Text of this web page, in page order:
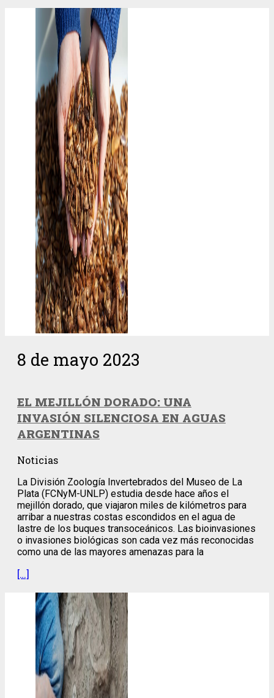
8 de mayo 2023
EL MEJILLÓN DORADO: UNA
INVASIÓN SILENCIOSA EN AGUAS
ARGENTINAS
Noticias
La División Zoología Invertebrados del Museo de La
Plata (FCNyM-UNLP) estudia desde hace años el
mejillón dorado, que viajaron miles de kilómetros para
arribar a nuestras costas escondidos en el agua de
lastre de los buques transoceánicos. Las bioinvasiones
o invasiones biológicas son cada vez más reconocidas
como una de las mayores amenazas para la
[…]